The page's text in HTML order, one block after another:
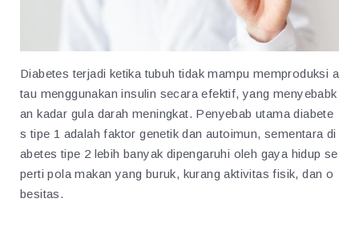
Diabetes terjadi ketika tubuh tidak mampu memproduksi a
tau menggunakan insulin secara efektif, yang menyebabk
an kadar gula darah meningkat. Penyebab utama diabete
s tipe 1 adalah faktor genetik dan autoimun, sementara di
abetes tipe 2 lebih banyak dipengaruhi oleh gaya hidup se
perti pola makan yang buruk, kurang aktivitas fisik, dan o
besitas.